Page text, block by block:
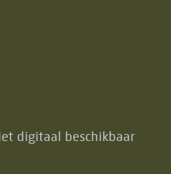
digitaal beschikbaar